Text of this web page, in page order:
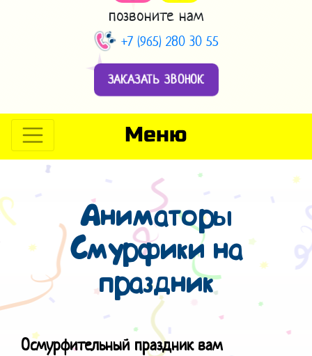
позвоните нам
+7 (965) 280 30 55
ЗАКАЗАТЬ ЗВОНОК
Меню
Аниматоры
Смурфики на
праздник
Осмурфительный праздник вам